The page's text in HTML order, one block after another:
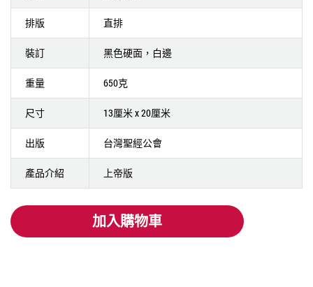
排版 直排
裝訂 黑色硬面，白邊
重量 650克
尺寸 13厘米 x 20厘米
出版 台灣聖經公會
產品介紹 上帝版
加入購物車
加入購物車